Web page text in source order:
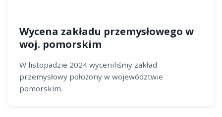
Wycena zakładu przemysłowego w
woj. pomorskim
W listopadzie 2024 wyceniliśmy zakład
przemysłowy położony w województwie
pomorskim.